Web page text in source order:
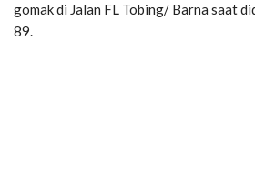
gomak di Jalan FL Tobing/ Barna saat
89.